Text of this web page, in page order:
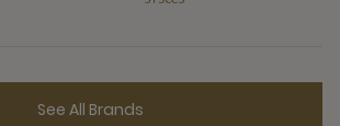
See All Brands